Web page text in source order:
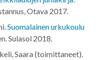
Otava 2017.
Suomalainen urkukoulu
Sulasol 2018.
Saara (toimittaneet).